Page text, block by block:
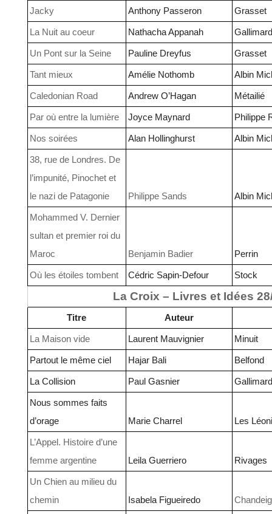
Jacky Anthony Passeron Grasset
La Nuit au coeur Nathacha Appanah Gallimard
Un Pont sur la Seine Pauline Dreyfus Grasset
Tant mieux Amélie Nothomb Albin
Caledonian Road Andrew O’Hagan Métailié
Par où entre la lumière Joyce Maynard Philippe
Nos soirées Alan Hollinghurst Albin
38, rue de Londres. De
l’impunité, Pinochet et
le nazi de Patagonie
Philippe Sands Albin
Mohammed V. Dernier
sultan et premier roi du
Maroc
Benjamin Badier Perrin
Où les étoiles tombent Cédric Sapin-Defour Stock
La Croix – Livres et Idées
Titre Auteur
La Maison vide Laurent Mauvignier Minuit
Partout le même ciel Hajar Bali Belfond
La Collision Paul Gasnier Gallimard
Nous sommes faits
d’orage
Marie Charrel Les
L’Appel. Histoire d’une
femme argentine
Leila Guerriero Rivages
Un Chien au milieu du
chemin
Isabela Figueiredo